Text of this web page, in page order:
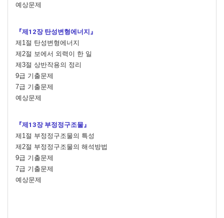
예상문제
『제12장 탄성변형에너지』
제1절 탄성변형에너지
제2절 보에서 외력이 한 일
제3절 상반작용의 정리
9급 기출문제
7급 기출문제
예상문제
『제13장 부정정구조물』
제1절 부정정구조물의 특성
제2절 부정정구조물의 해석방법
9급 기출문제
7급 기출문제
예상문제